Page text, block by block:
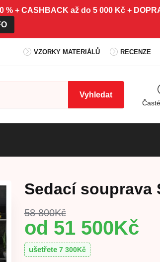
+ CASHBACK až do 5 000 Kč +
VZORKY MATERIÁLŮ RECENZE
Vyhledat
Sedací souprava
58 800Kč
51 500Kč
ušetřete 7 300Kč